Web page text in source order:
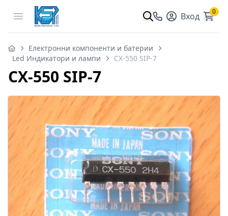
Open menu Вход 0
Електронни компоненти и батерии
Led Индикатори и лампи
CX-550 SIP-7
CX-550 SIP-7